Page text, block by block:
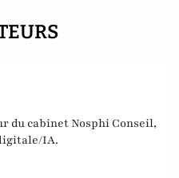
du cabinet Nosphi Conseil,
IA.